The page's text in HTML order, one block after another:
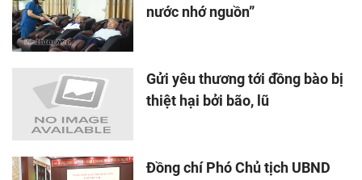
nước nhớ nguồn”
Gửi yêu thương tới đồng bào bị
thiệt hại bởi bão, lũ
Đồng chí Phó Chủ tịch UBND